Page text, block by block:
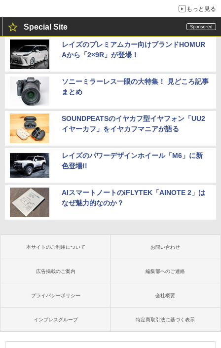
もっと見る
Special Site
レイズのプレミアムカー向けブランドHOMUR
Aから「2×9R」が登場！
ソニーミラーレス一眼の大特集！ 見どころ記事
まとめ
SOUNDPEATSのイヤカフ型イヤフォン「UU2
イヤーカフ」をイヤカフマニアが語る
レイズのパワーデザインホイール「M6」に新
色登場!!
AIスマートノートのiFLYTEK「AINOTE 2」は
なぜ魅力的なのか？
本サイトのご利用について お問い合わせ
広告掲載のご案内 編集部へのご連絡
プライバシーポリシー 会社概要
インプレスグループ 特定商取引法に基づく表示